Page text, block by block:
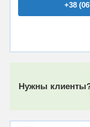
+38
Нужны